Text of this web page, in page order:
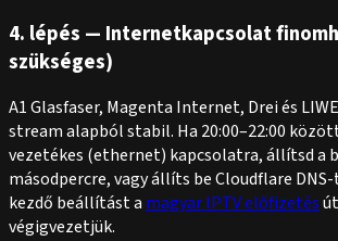
4. lépés — Internetkapcsolat
szükséges)
A1 Glasfaser, Magenta Internet, Drei és
stream alapból stabil. Ha 20:00–22:00
vezetékes (ethernet) kapcsolatra, állítsd a
másodpercre, vagy állíts be Cloudflare DNS-
kezdő beállítást a magyar IPTV előfizetés
végigvezetjük.